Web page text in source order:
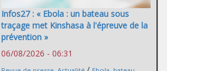
Infos27 : « Ebola : un bateau sous
traçage met Kinshasa à l'épreuve de la
prévention »
06/08/2026 - 06:31